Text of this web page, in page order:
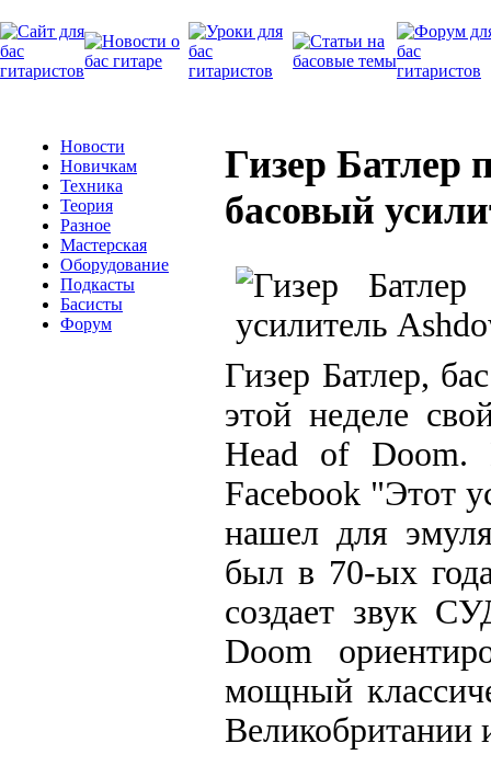
Новости
Новичкам
Техника
Теория
Разное
Мастерская
Оборудование
Подкасты
Басисты
Форум
Гизер Батлер
басовый
Гизер Батлер,
этой неделе
Head of Doom.
Facebook "Этот
нашел для
был в 70-ых
создает звук
Doom
мощный
Великобритании